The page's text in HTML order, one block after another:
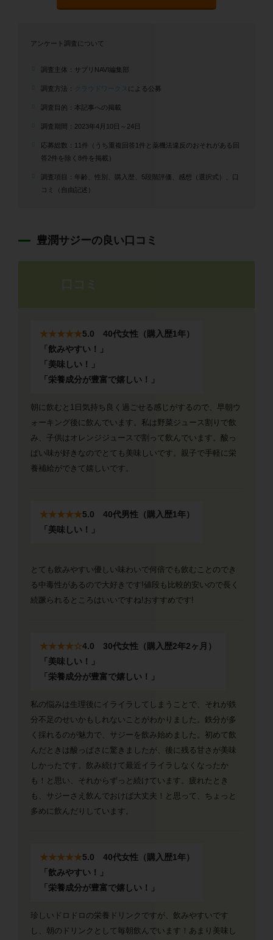
アンケート調査について
調査主体：サプリNAVI編集部
調査方法： クラウドワークス による公募
調査目的：本記事への掲載
調査期間：2023年4月10日～24日
応募総数：11件
（うち重複回答1件と薬機法違反のおそれがある回
答2件を除く8件を掲載）
調査項目：年齢、性別、購入歴、5段階評価、感想（選択式）、口
コミ（自由記述）
豊潤サジーの良い口コミ
★★★★★5.0 40代女性（購入歴1年）
「飲みやすい！」
「美味しい！」
「栄養成分が豊富で嬉しい！」
朝に飲むと1日気持ち良く過ごせる感じがするので、早朝ウ
ォーキング後に飲んでいます。私は野菜ジュース割りで飲
み、子供はオレンジジュースで割って飲んでいます。酸っ
ぱい味が好きなのでとても美味しいです。親子で手軽に栄
養補給ができて嬉しいです。
★★★★★5.0 40代男性（購入歴1年）
「美味しい！」
とても飲みやすい優しい味わいで何倍でも飲むことのでき
る中毒性があるので大好きです!値段も比較的安いので長く
続蹶られるところはいいですね!おすすめです!
★★★★☆4.0 30代女性（購入歴2年2ヶ月）
「美味しい！」
「栄養成分が豊富で嬉しい！」
私の悩みは生理後にイライラしてしまうことで、それが鉄
分不足のせいかもしれないことがわかりました。鉄分が多
く採れるのが魅力で、サジーを飲み始めました。初めて飲
んだときは酸っぱさに驚きましたが、後に残る甘さが美味
しかったです。飲み続けて最近イライラしなくなったか
も！と思い、それからずっと続けています。疲れたとき
も、サジーさえ飲んでおけば大丈夫！と思って、ちょっと
多めに飲んだりしています。
★★★★★5.0 40代女性（購入歴1年）
「飲みやすい！」
「栄養成分が豊富で嬉しい！」
珍しいドロドロの栄養ドリンクですが、飲みやすいです
し、朝のドリンクとして毎朝飲んでいます！あまり美味し